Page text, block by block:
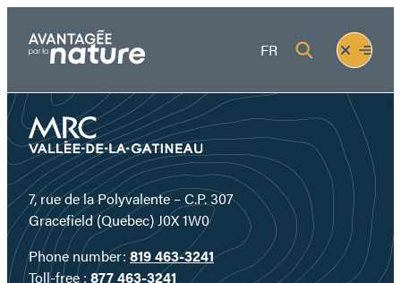
content
FR
Fermer
le
menu
Ouvrir
le
7, rue de la Polyvalente – C.P. 307
Gracefield (Quebec) J0X 1W0
Phone number: 819 463-3241
Toll-free : 877 463-3241